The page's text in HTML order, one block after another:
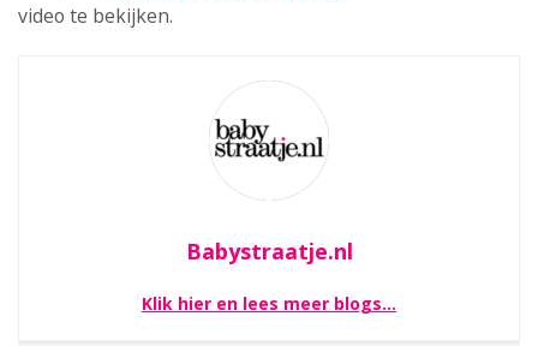
video te bekijken.
Babystraatje.nl
Klik hier en lees meer blogs…